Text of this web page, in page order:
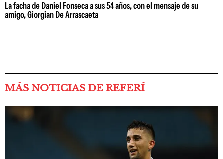
La facha de Daniel Fonseca a sus 54 años, con el mensaje de su
amigo, Giorgian De Arrascaeta
MÁS NOTICIAS DE REFERÍ